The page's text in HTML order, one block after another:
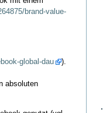
brand-value-
global-dau
).
absoluten